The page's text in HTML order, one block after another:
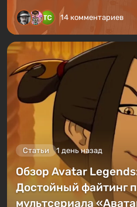
14 комментариев
Статьи 1 день назад
Обзор Avatar
Достойный файтинг
мультсериала